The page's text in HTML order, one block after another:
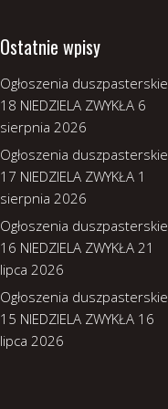
Ostatnie wpisy
Ogłoszenia duszpasterskie
18 NIEDZIELA ZWYKŁA 6
sierpnia 2026
Ogłoszenia duszpasterskie
17 NIEDZIELA ZWYKŁA 1
sierpnia 2026
Ogłoszenia duszpasterskie
16 NIEDZIELA ZWYKŁA 21
lipca 2026
Ogłoszenia duszpasterskie
15 NIEDZIELA ZWYKŁA 16
lipca 2026